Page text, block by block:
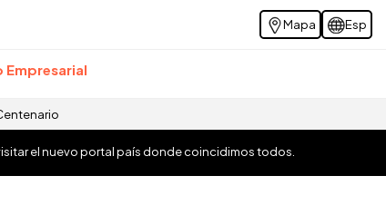
Mapa Esp
Empresarial
visitar el nuevo portal país donde coincidimos todos.